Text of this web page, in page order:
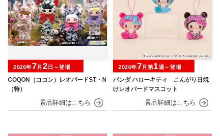
COQON（ココン）レオパードST・N
（特）
2026年7月 2日～登場
パンダ ハローキティ こんがり日焼
けレオパードマスコット
2026年7月第1週～登場